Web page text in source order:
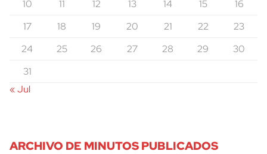
10
11 12 13 14 15
16
17
18 19 20 21 22
23
24
25 26 27 28 29
30
31
« Jul
ARCHIVO DE MINUTOS PUBLICADOS